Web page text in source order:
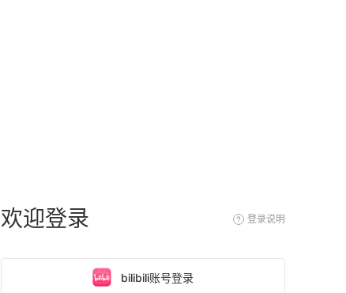
欢迎登录 登录说明
bilibili账号登录